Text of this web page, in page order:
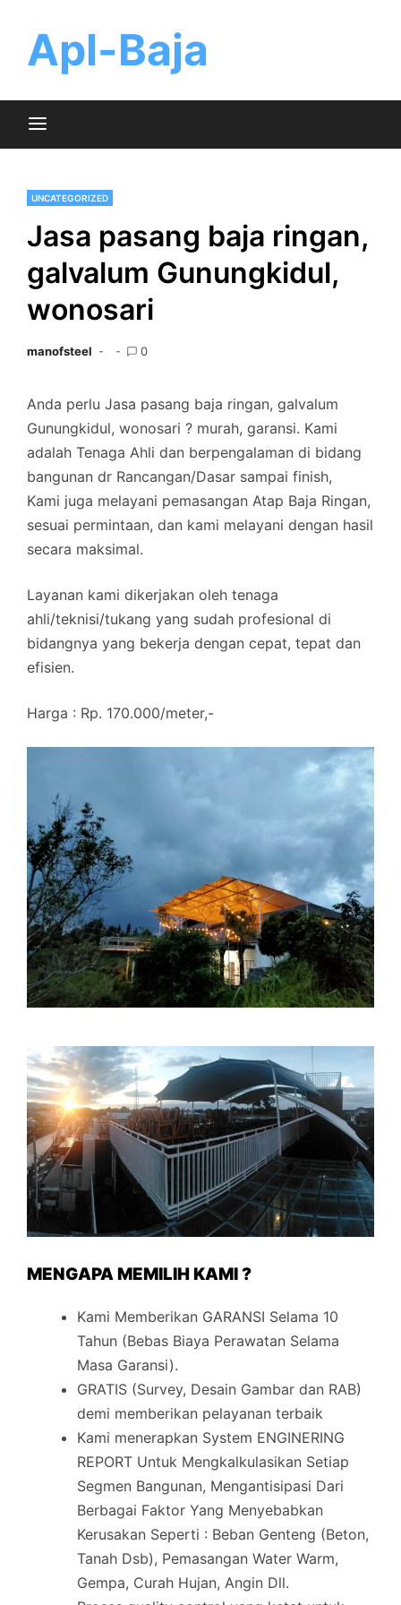
contentApl-Baja
UNCATEGORIZED
Jasa pasang baja ringan,
galvalum Gunungkidul,
wonosari
manofsteel 0
Anda perlu Jasa pasang baja ringan, galvalum
Gunungkidul, wonosari ? murah, garansi. Kami
adalah Tenaga Ahli dan berpengalaman di bidang
bangunan dr Rancangan/Dasar sampai finish,
Kami juga melayani pemasangan Atap Baja Ringan,
sesuai permintaan, dan kami melayani dengan hasil
secara maksimal.
Layanan kami dikerjakan oleh tenaga
ahli/teknisi/tukang yang sudah profesional di
bidangnya yang bekerja dengan cepat, tepat dan
efisien.
Harga : Rp. 170.000/meter,-
MENGAPA MEMILIH KAMI ?
Kami Memberikan GARANSI Selama 10
Tahun (Bebas Biaya Perawatan Selama
Masa Garansi).
GRATIS (Survey, Desain Gambar dan RAB)
demi memberikan pelayanan terbaik
Kami menerapkan System ENGINERING
REPORT Untuk Mengkalkulasikan Setiap
Segmen Bangunan, Mengantisipasi Dari
Berbagai Faktor Yang Menyebabkan
Kerusakan Seperti : Beban Genteng (Beton,
Tanah Dsb), Pemasangan Water Warm,
Gempa, Curah Hujan, Angin Dll.